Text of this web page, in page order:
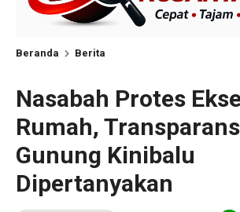
Beranda Berita
Nasabah Protes
Rumah,
Gunung Kinibalu
Dipertanyakan